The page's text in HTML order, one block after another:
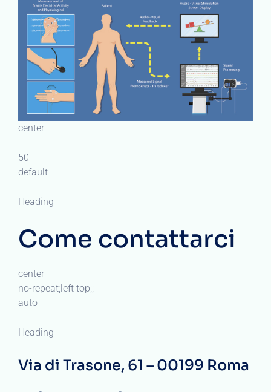
center
50
default
Heading
Come contattarci
center
no-repeat;left top;;
auto
Heading
Via di Trasone, 61 – 00199 Roma